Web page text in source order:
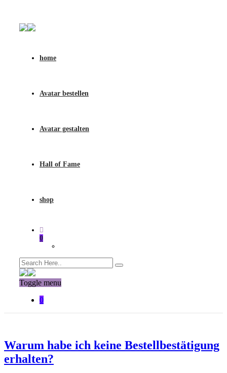
home
Avatar bestellen
Avatar gestalten
Hall of Fame
shop
0
Toggle menu
0
Warum habe ich keine Bestellbestätigung
erhalten?